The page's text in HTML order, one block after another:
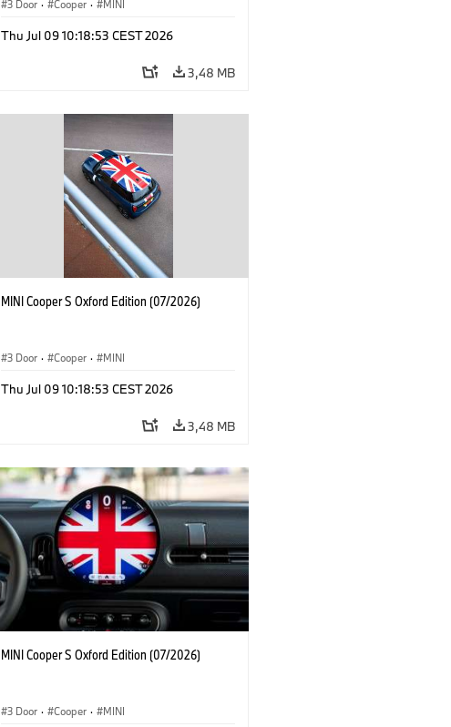
3 Door · Cooper · MINI
Thu Jul 09 10:18:53 CEST 2026
3,48 MB
MINI Cooper S Oxford Edition (07/2026)
3 Door · Cooper · MINI
Thu Jul 09 10:18:53 CEST 2026
3,48 MB
MINI Cooper S Oxford Edition (07/2026)
3 Door · Cooper · MINI